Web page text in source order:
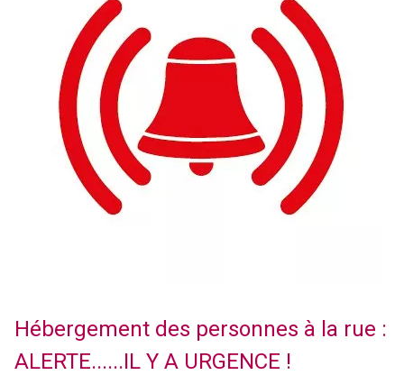
Hébergement des personnes à la rue :
ALERTE......IL Y A URGENCE !